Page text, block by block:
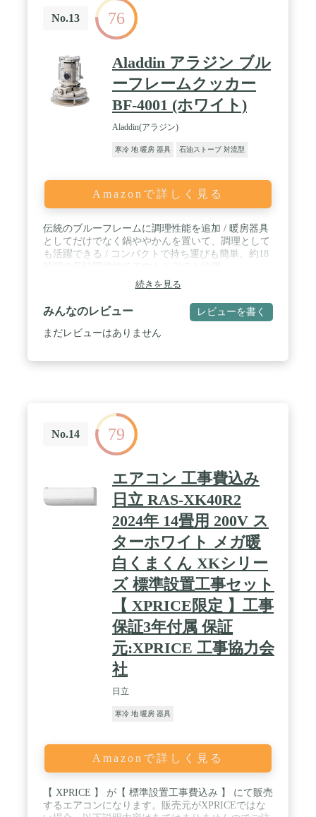
No.13 76
Aladdin アラジン ブル
ーフレームクッカー
BF-4001 (ホワイト)
Aladdin(アラジン)
寒冷 地 暖房 器具 石油ストーブ 対流型
Amazonで詳しく見る
伝統のブルーフレームに調理性能を追加 / 暖房器具
としてだけでなく鍋ややかんを置いて、調理として
も活躍できる / コンパクトで持ち運びも簡単、約18
続きを見る
みんなのレビュー レビューを書く
まだレビューはありません
No.14 79
エアコン 工事費込み
日立 RAS-XK40R2
2024年 14畳用 200V ス
ターホワイト メガ暖
白くまくん XKシリー
ズ 標準設置工事セット
【 XPRICE限定 】工事
保証3年付属 保証
元:XPRICE 工事協力会
社
日立
寒冷 地 暖房 器具
Amazonで詳しく見る
【 XPRICE 】 が【 標準設置工事費込み 】 にて販売
するエアコンになります。販売元がXPRICEではな